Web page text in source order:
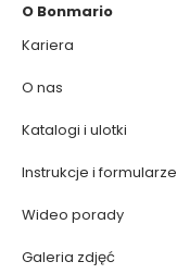
O Bonmario
Kariera
O nas
Katalogi i ulotki
Instrukcje i formularze
Wideo porady
Galeria zdjęć